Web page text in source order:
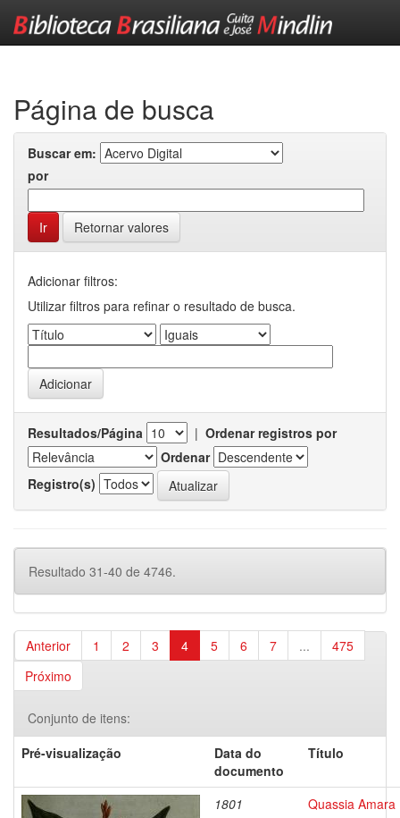
Página de busca
Buscar em:
por
Retornar valores
Adicionar filtros:
Utilizar filtros para refinar o resultado de busca.
Resultados/Página | Ordenar registros por
Ordenar
Registro(s)
Resultado 31-40 de 4746.
Anterior 1 2 3 4 5 6 7 ...
475
Próximo
Conjunto de itens:
Pré-visualização
Data do
documento
Título
1801 Quassia Amara